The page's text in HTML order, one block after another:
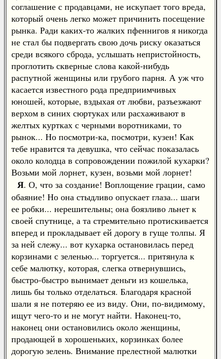
соглашение с продавцами, не искупает того вреда,
который очень легко может причинить посещение
рынка. Ради каких-то жалких пфеннигов я никогда
не стал бы подвергать свою дочь риску оказаться
среди всякого сброда, услышать непристойность,
проглотить скверные слова какой-нибудь
распутной женщины или грубого парня. А уж что
касается известного рода предприимчивых
юношей, которые, вздыхая от любви, разъезжают
верхом в синих сюртуках или расхаживают в
желтых куртках с черными воротниками, то
рынок... Но посмотри-ка, посмотри, кузен! Как
тебе нравится та девушка, что сейчас показалась
около колодца в сопровождении пожилой кухарки?
Возьми мой лорнет, кузен, возьми мой лорнет!
Я. О, что за создание! Воплощение грации, само
обаяние! Но она стыдливо опускает глаза... шаги
ее робки... нерешительны; она боязливо льнет к
своей спутнице, а та стремительно протискивается
вперед и прокладывает ей дорогу в гуще толпы. Я
за ней слежу... вот кухарка остановилась перед
корзинами с зеленью... торгуется... притянула к
себе малютку, которая, слегка отвернувшись,
быстро-быстро вынимает деньги из кошелька,
лишь бы только отделаться. Благодаря красной
шали я не потеряю ее из виду. Они, по-видимому,
ищут чего-то и не могут найти. Наконец-то,
наконец они остановились около женщины,
продающей в хорошеньких, корзинках более
дорогую зелень. Внимание прелестной малютки